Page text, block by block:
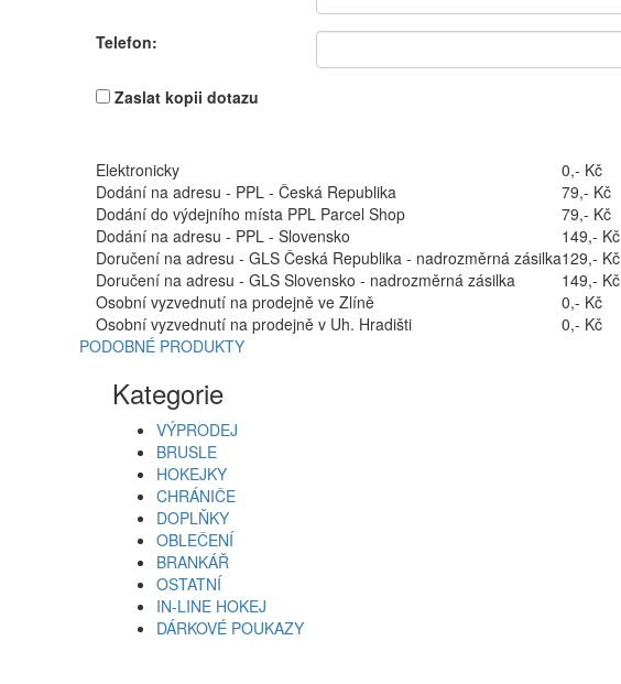
Telefon:
Zaslat kopii dotazu
Elektronicky
0,- Kč
Dodání na adresu - PPL - Česká Republika
79,- Kč
Dodání do výdejního místa PPL Parcel Shop
79,- Kč
Dodání na adresu - PPL - Slovensko
149,- Kč
Doručení na adresu - GLS Česká Republika - nadrozměrná zásilka129,- Kč
Doručení na adresu - GLS Slovensko - nadrozměrná zásilka
149,- Kč
Osobní vyzvednutí na prodejně ve Zlíně
0,- Kč
Osobní vyzvednutí na prodejně v Uh. Hradišti
0,- Kč
PODOBNÉ PRODUKTY
Kategorie
VÝPRODEJ
BRUSLE
HOKEJKY
CHRÁNIČE
DOPLŇKY
OBLEČENÍ
BRANKÁŘ
OSTATNÍ
IN-LINE HOKEJ
DÁRKOVÉ POUKAZY